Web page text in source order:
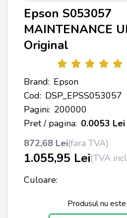
Epson S053057
MAINTENANCE
Original
Brand: Epson
Cod: DSP_EPSS053057
Pagini: 200000
Pret / pagina: 0.0053
872,68 Lei(fara TVA)
1.055,95 Lei(TVA
Culoare:
Produsul nu